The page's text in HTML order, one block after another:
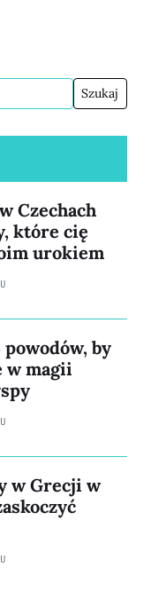
Czechach
które cię
urokiem
by
w magii
w Grecji w